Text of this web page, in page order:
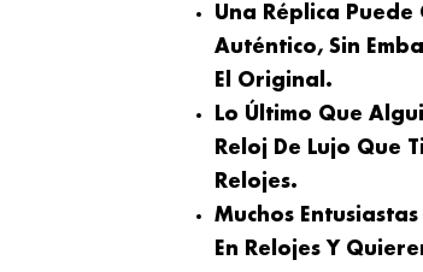
Una Réplica
Auténtico, Sin
El Original.
Lo Último Que
Reloj De Lujo Que
Relojes.
Muchos
En Relojes Y